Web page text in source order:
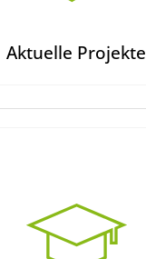
Aktuelle Projekte